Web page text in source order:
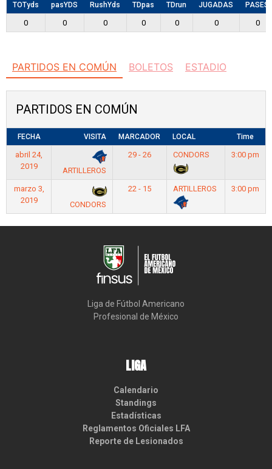
TOTyds pasYDS RushYds TDpas TDrun JUGADAS PASES
0 0 0 0 0 0 0
PARTIDOS EN COMÚN BOLETOS ESTADIO
PARTIDOS EN COMÚN
FECHA VISITA MARCADOR LOCAL Time
abril 24,
2019
ARTILLEROS
29 - 26 CONDORS 3:00 pm
marzo 3,
2019
CONDORS
22 - 15 ARTILLEROS 3:00 pm
Liga de Fútbol Americano
Profesional de México
LIGA
Calendario
Standings
Estadísticas
Reglamentos Oficiales LFA
Reporte de Lesionados